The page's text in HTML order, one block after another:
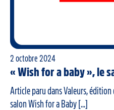
2 octobre 2024
« Wish for a baby », le
Article paru dans Valeurs,
salon Wish for a Baby [...]